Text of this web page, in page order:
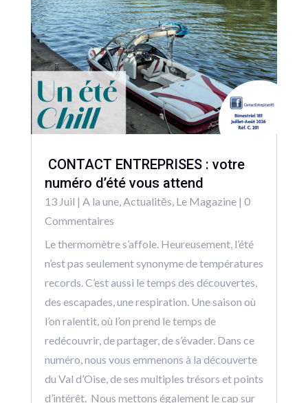
CONTACT ENTREPRISES : votre
numéro d’été vous attend
13 Juil | A la une,Actualitēs, Le Magazine| 0
Commentaires
Le thermomètre s’affole. Heureusement, l’été
n’est pas seulement synonyme de températures
records. C’est aussi le temps des découvertes,
des escapades, une respiration. Une saison où
l’on ralentit, où l’on prend le temps de
redécouvrir, de partager, de s’évader. Dans ce
numéro, nous vous emmenons à la découverte
du Val d’Oise, de ses multiples trésors et points
d’intérêt. Nous mettons également le cap sur